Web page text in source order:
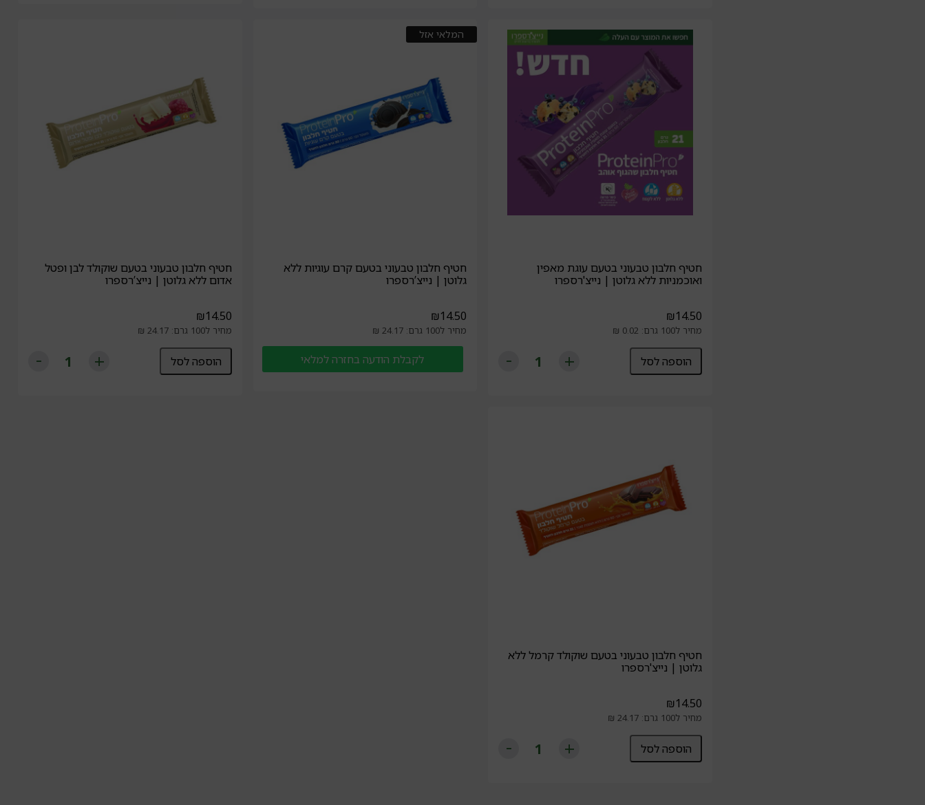
חטיף חלבון טבעוני בטעם עוגת מאפין
ואוכמניות ללא גלוטן | נייצ'רספרו
₪14.50
מחיר ל100 גרם: 0.02 ₪
הוספה לסל
המלאי אזל
חטיף חלבון טבעוני בטעם קרם עוגיות ללא
גלוטן | נייצ’רספרו
₪14.50
מחיר ל100 גרם: 24.17 ₪
לקבלת הודעה בחזרה למלאי
חטיף חלבון טבעוני בטעם שוקולד לבן ופטל
אדום ללא גלוטן | נייצ’רספרו
₪14.50
מחיר ל100 גרם: 24.17 ₪
הוספה לסל
חטיף חלבון טבעוני בטעם שוקולד קרמל ללא
גלוטן | נייצ'רספרו
₪14.50
מחיר ל100 גרם: 24.17 ₪
הוספה לסל